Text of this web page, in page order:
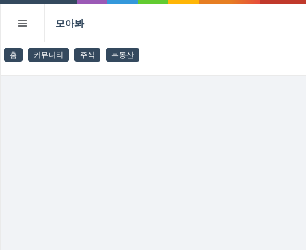
모아봐
홈 커뮤니티 주식 부동산